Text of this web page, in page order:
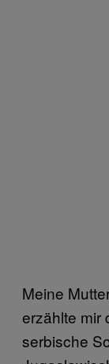
Meine
erzählte mir
serbische